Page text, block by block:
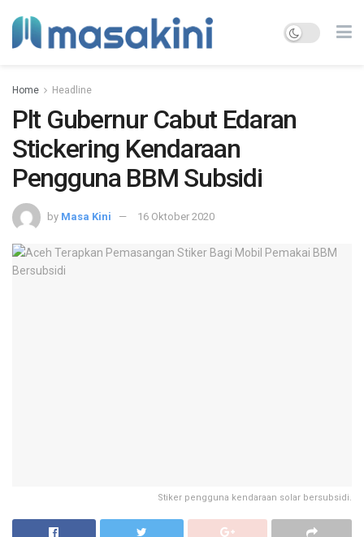
Home Headline
Plt Gubernur Cabut Edaran
Stickering Kendaraan
Pengguna BBM Subsidi
by Masa Kini 16 Oktober 2020
Stiker pengguna kendaraan solar bersubsidi.